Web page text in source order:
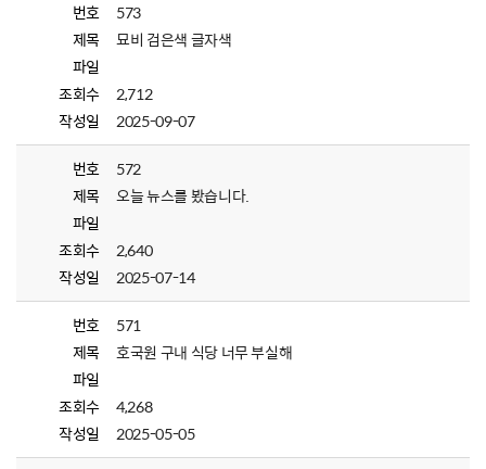
번호
573
제목
묘비 검은색 글자색
파일
조회수
2,712
작성일
2025-09-07
번호
572
제목
오늘 뉴스를 봤습니다.
파일
조회수
2,640
작성일
2025-07-14
번호
571
제목
호국원 구내 식당 너무 부실해
파일
조회수
4,268
작성일
2025-05-05